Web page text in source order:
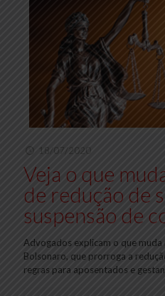
18/07/2020
Veja o que
de redução de
suspensão de
Advogados explicam o que muda
Bolsonaro, que prorroga a
regras para aposentados e